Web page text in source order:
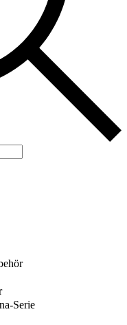
Serie